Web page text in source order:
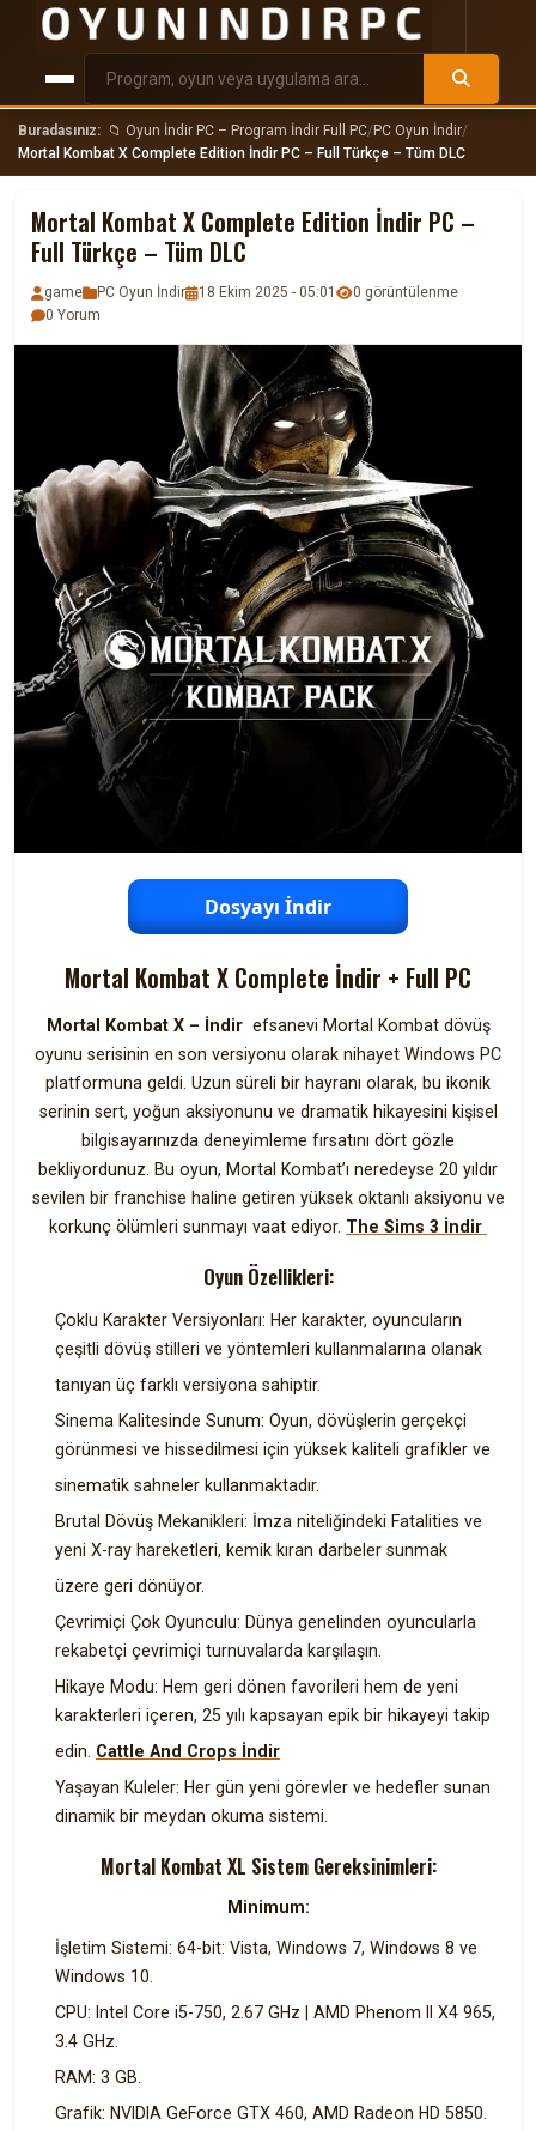
Buradasınız: 📁 Oyun İndir PC – Program İndir Full PC/PC Oyun İndir/
Mortal Kombat X Complete Edition İndir PC – Full Türkçe – Tüm DLC
Mortal Kombat X Complete Edition İndir PC –
Full Türkçe – Tüm DLC
game PC Oyun İndir 18 Ekim 2025 - 05:01
0 görüntülenme
0 Yorum
Dosyayı İndir
Mortal Kombat X Complete İndir + Full PC
Mortal Kombat X – İndir efsanevi Mortal Kombat dövüş
oyunu serisinin en son versiyonu olarak nihayet Windows PC
platformuna geldi. Uzun süreli bir hayranı olarak, bu ikonik
serinin sert, yoğun aksiyonunu ve dramatik hikayesini kişisel
bilgisayarınızda deneyimleme fırsatını dört gözle
bekliyordunuz. Bu oyun, Mortal Kombat’ı neredeyse 20 yıldır
sevilen bir franchise haline getiren yüksek oktanlı aksiyonu ve
korkunç ölümleri sunmayı vaat ediyor. The Sims 3 İndir
Oyun Özellikleri:
Çoklu Karakter Versiyonları: Her karakter, oyuncuların
çeşitli dövüş stilleri ve yöntemleri kullanmalarına olanak
tanıyan üç farklı versiyona sahiptir.
Sinema Kalitesinde Sunum: Oyun, dövüşlerin gerçekçi
görünmesi ve hissedilmesi için yüksek kaliteli grafikler ve
sinematik sahneler kullanmaktadır.
Brutal Dövüş Mekanikleri: İmza niteliğindeki Fatalities ve
yeni X-ray hareketleri, kemik kıran darbeler sunmak
üzere geri dönüyor.
Çevrimiçi Çok Oyunculu: Dünya genelinden oyuncularla
rekabetçi çevrimiçi turnuvalarda karşılaşın.
Hikaye Modu: Hem geri dönen favorileri hem de yeni
karakterleri içeren, 25 yılı kapsayan epik bir hikayeyi takip
edin. Cattle And Crops İndir
Yaşayan Kuleler: Her gün yeni görevler ve hedefler sunan
dinamik bir meydan okuma sistemi.
Mortal Kombat XL Sistem Gereksinimleri:
Minimum:
İşletim Sistemi: 64-bit: Vista, Windows 7, Windows 8 ve
Windows 10.
CPU: Intel Core i5-750, 2.67 GHz | AMD Phenom II X4 965,
3.4 GHz.
RAM: 3 GB.
Grafik: NVIDIA GeForce GTX 460, AMD Radeon HD 5850.